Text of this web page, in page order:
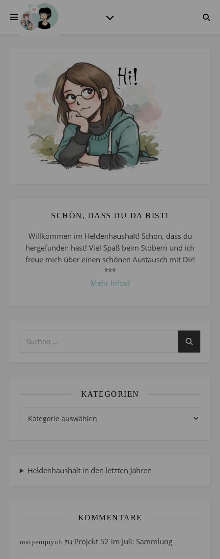
SCHÖN, DASS DU DA BIST!
Willkommen im Heldenhaushalt! Schön, dass du
hergefunden hast! Viel Spaß beim Stöbern und ich
freue mich über einen schönen Austausch mit Dir!
***
Mehr Infos?
KATEGORIEN
Heldenhaushalt in den letzten Jahren
KOMMENTARE
maipenquynh zu Projekt 52 im Juli: Sammlung